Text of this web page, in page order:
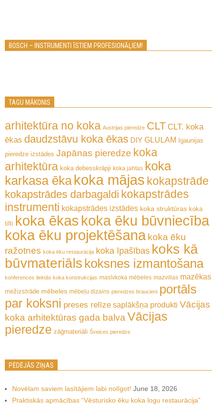
BOSCH – INSTRUMENTI ĪSTIEM PROFESIONĀĻIEM!
TAGU MĀKONIS
arhitektūra no koka Austrijas pieredze CLT CLT. koka
ēkas daudzstāvu koka ēkas DIY GLULAM Igaunijas
pieredze izstādes Japānas pieredze koka
arhitektūra koka debesskrāpji koka jahtas koka
karkasa ēka koka mājas kokapstrāde
kokapstrādes darbagaldi kokapstrādes
instrumenti kokapstrādes izstādes koka struktūras koka
tilti koka ēkas koka ēku būvniecība
koka ēku projektēšana koka ēku
ražotnes koka ēku restaurācija koka īpašības koks kā
būvmateriāls koksnes izmantošana
konferences liektās koka konstrukcijas masīvkoka mēbeles mazvillas mazēkas
mežizstrāde mēbeles mēbeļu dizains pieredzes braucieni portāls
par koksni preses relīze saplākšņa produkti Vācijas
koka arhitektūras gada balva Vācijas
pieredze zāģmateriāli Šveices pieredze
PĒDĒJĀS ZIŅAS
Novēlam saviem lasītājiem labi nolīgot! June 18, 2026
Praktiskās apmācības “Vēsturisko ēku koka logu restaurācija”